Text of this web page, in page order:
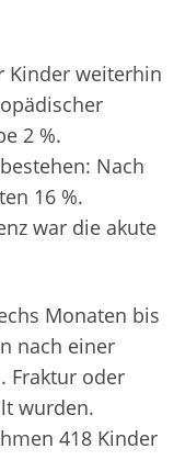
Kinder weiterhin
2 %.
Nach
16 %.
war die akute
Monaten bis
nach einer
Fraktur oder
wurden.
418 Kinder